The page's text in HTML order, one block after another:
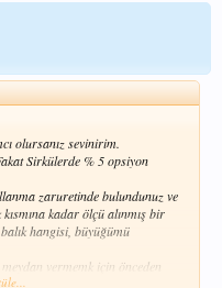
olursanız sevinirim.
Sirkülerde % 5 opsiyon
zaruretinde bulundunuz ve
kadar ölçü alınmış bir
balık hangisi, büyüğümü
vermemk için önceden